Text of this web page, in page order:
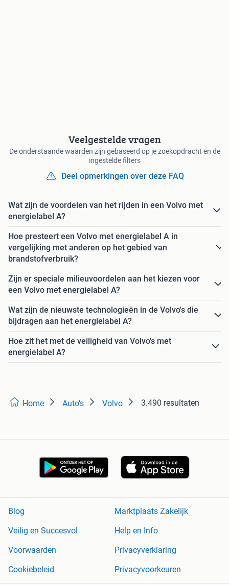
Veelgestelde vragen
De onderstaande waarden zijn gebaseerd op je zoekopdracht en de
ingestelde filters
Deel opmerkingen over deze FAQ
Wat zijn de voordelen van het rijden in een Volvo met
energielabel A?
Hoe presteert een Volvo met energielabel A in
vergelijking met anderen op het gebied van
brandstofverbruik?
Zijn er speciale milieuvoordelen aan het kiezen voor
een Volvo met energielabel A?
Wat zijn de nieuwste technologieën in de Volvo's die
bijdragen aan het energielabel A?
Hoe zit het met de veiligheid van Volvo's met
energielabel A?
Home Auto's Volvo 3.490 resultaten
Blog
Marktplaats Zakelijk
Veilig en Succesvol
Help en Info
Voorwaarden
Privacyverklaring
Cookiebeleid
Privacyvoorkeuren